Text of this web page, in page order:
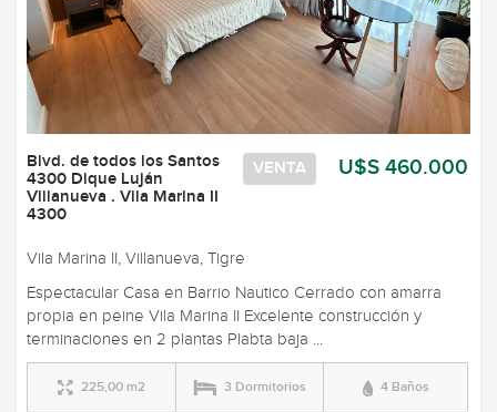
U$S 460.000
VENTA
Blvd. de todos los Santos
4300 Dique Luján
Villanueva . Vila Marina II
4300
Vila Marina II, Villanueva, Tigre
Espectacular Casa en Barrio Nautico Cerrado con amarra
propia en peine Vila Marina II Excelente construcción y
terminaciones en 2 plantas Plabta baja ...
225,00 m2 3 Dormitorios 4 Baños